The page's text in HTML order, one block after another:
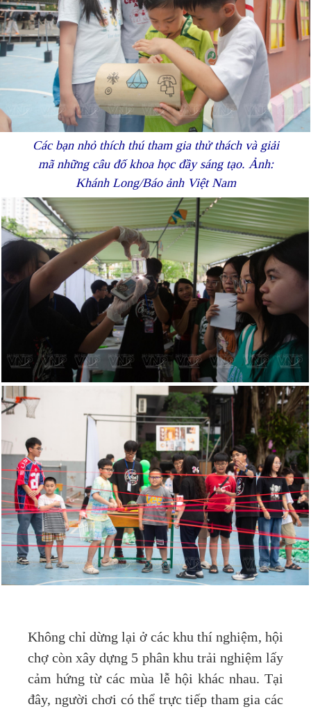
Các bạn nhỏ thích thú tham gia thử thách và giải
mã những câu đố khoa học đầy sáng tạo. Ảnh:
Khánh Long/Báo ảnh Việt Nam
Không chỉ dừng lại ở các khu thí nghiệm, hội
chợ còn xây dựng 5 phân khu trải nghiệm lấy
cảm hứng từ các mùa lễ hội khác nhau. Tại
đây, người chơi có thể trực tiếp tham gia các